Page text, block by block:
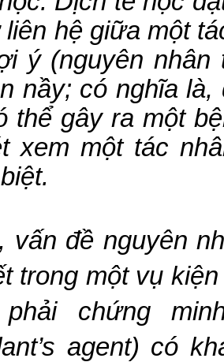
hệ giữa một
ý (nguyên
nầy; có nghĩa
thể gây ra một
xem một tác
vấn đề nguyên
trong một vụ
phải chứng
agent) có